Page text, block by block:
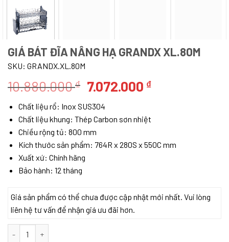
GIÁ BÁT ĐĨA NÂNG HẠ GRANDX XL.80M
SKU: GRANDX.XL.80M
10.880.000₫ Giá
là:
10.880.000 ₫.
7.072.000 ₫Giá
7.072.000 ₫.
Chất liệu rổ: Inox SUS304
Chất liệu khung: Thép Carbon sơn nhiệt
Chiều rộng tủ: 800 mm
Kích thước sản phẩm: 764R x 280S x 550C mm
Xuất xứ: Chính hãng
Bảo hành: 12 tháng
Giá sản phẩm có thể chưa được cập nhật mới nhất. Vui lòng
liên hệ tư vấn để nhận giá ưu đãi hơn.